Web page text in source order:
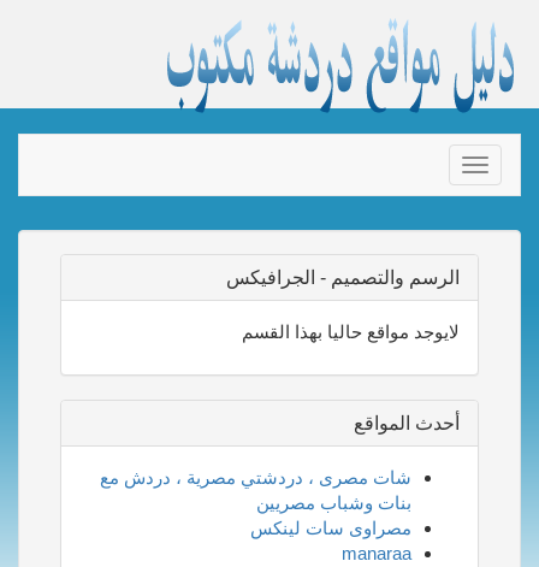
Toggle
navigation
الرسم والتصميم - الجرافيكس
لايوجد مواقع حاليا بهذا القسم
أحدث المواقع
شات مصرى ، دردشتي مصرية ، دردش مع
بنات وشباب مصريين
مصراوى سات لينكس
manaraa